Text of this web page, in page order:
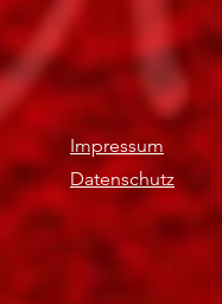
Impressum
Datenschutz